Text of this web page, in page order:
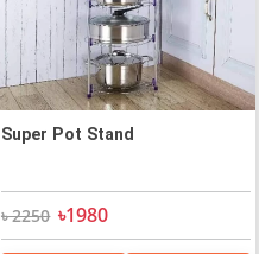
Super Pot Stand
৳ 2250 ৳1980